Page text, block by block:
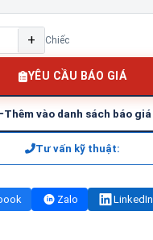
+ Chiếc
YÊU CẦU BÁO GIÁ
Thêm vào danh sách báo giá
Tư vấn kỹ thuật:
Zalo LinkedIn